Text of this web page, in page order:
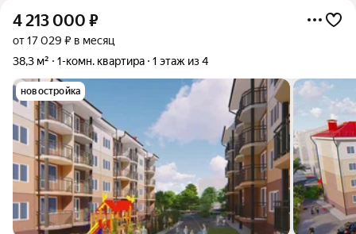
4 213 000 ₽
от 17 029 ₽ в месяц
38,3 м²
1-комн. квартира 1 этаж из 4
новостройка